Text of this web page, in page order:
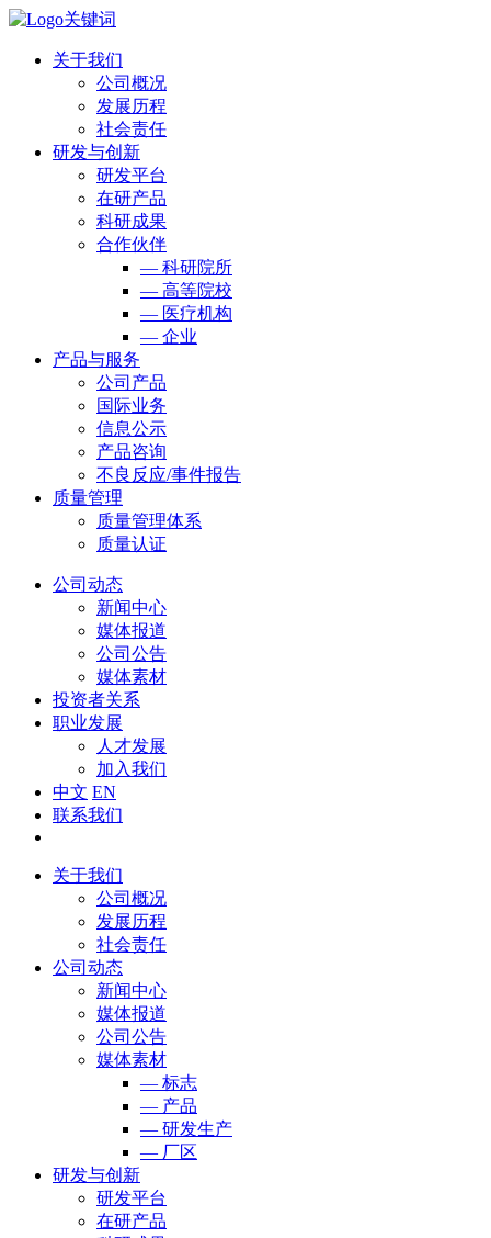
关于我们
公司概况
发展历程
社会责任
研发与创新
研发平台
在研产品
科研成果
合作伙伴
— 科研院所
— 高等院校
— 医疗机构
— 企业
产品与服务
公司产品
国际业务
信息公示
产品咨询
不良反应/事件报告
质量管理
质量管理体系
质量认证
公司动态
新闻中心
媒体报道
公司公告
媒体素材
投资者关系
职业发展
人才发展
加入我们
中文 EN
联系我们
关于我们
公司概况
发展历程
社会责任
公司动态
新闻中心
媒体报道
公司公告
媒体素材
— 标志
— 产品
— 研发生产
— 厂区
研发与创新
研发平台
在研产品